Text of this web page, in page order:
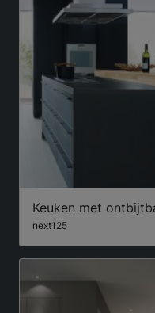
Keuken met
next125